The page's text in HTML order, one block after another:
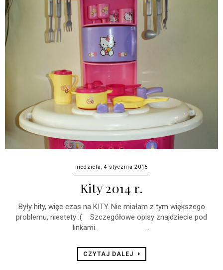
niedziela, 4 stycznia 2015
Kity 2014 r.
Były hity, więc czas na KITY. Nie miałam z tym większego
problemu, niestety :( Szczegółowe opisy znajdziecie pod
linkami. ...
CZYTAJ DALEJ